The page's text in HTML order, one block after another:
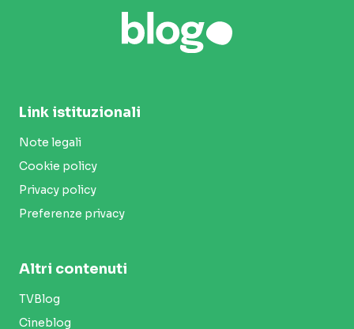
Link istituzionali
Note legali
Cookie policy
Privacy policy
Preferenze privacy
Altri contenuti
TVBlog
Cineblog